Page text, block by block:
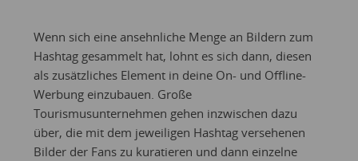
Wenn sich eine ansehnliche Menge an Bildern zum
Hashtag gesammelt hat, lohnt es sich dann, diesen
als zusätzliches Element in deine On- und Offline-
Werbung einzubauen. Große
Tourismusunternehmen gehen inzwischen dazu
über, die mit dem jeweiligen Hashtag versehenen
Bilder der Fans zu kuratieren und dann einzelne